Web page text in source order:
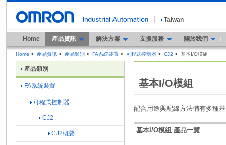
Taiwan
Home 產品資訊 解決方案 支援服務 關於我們
Home > 產品資訊 > 產品類別 > FA系統裝置 > 可程式控制器 > CJ2 > 基本I/O模組
基本I/O模組
配合用途與配線方法備有多種
基本I/O模組 產品一覽
產品類別
FA系統裝置
可程式控制器
CJ2
CJ2概要